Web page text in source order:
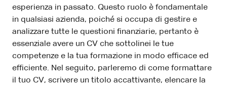
esperienza in passato. Questo ruolo è fondamentale
in qualsiasi azienda, poiché si occupa di gestire e
analizzare tutte le questioni finanziarie, pertanto è
essenziale avere un CV che sottolinei le tue
competenze e la tua formazione in modo efficace ed
efficiente. Nel seguito, parleremo di come formattare
il tuo CV, scrivere un titolo accattivante, elencare la